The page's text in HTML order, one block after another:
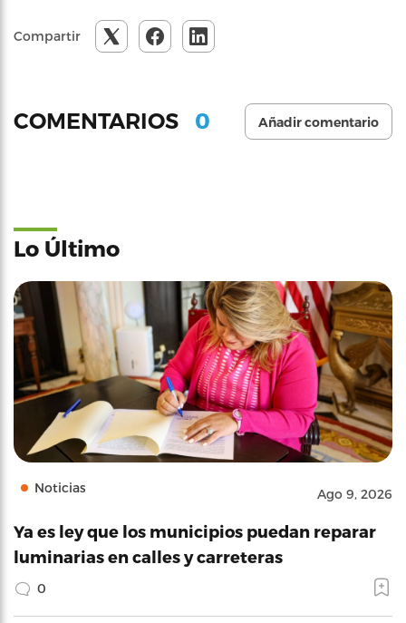
Compartir
COMENTARIOS 0 Añadir comentario
Lo Último
Noticias Ago 9, 2026
Ya es ley que los municipios puedan reparar
luminarias en calles y carreteras
0